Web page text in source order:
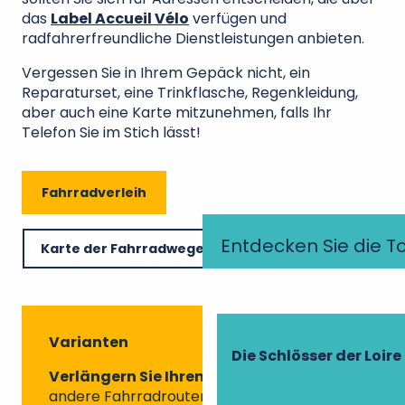
Entdecken Sie die
Die Schlösser der Loire
das Label Accueil Vélo verfügen und
radfahrerfreundliche Dienstleistungen anbieten.
Vergessen Sie in Ihrem Gepäck nicht, ein
Reparaturset, eine Trinkflasche, Regenkleidung,
aber auch eine Karte mitzunehmen, falls Ihr
Telefon Sie im Stich lässt!
Fahrradverleih
Karte der Fahrradwege in der Touraine
Varianten
Verlängern Sie Ihren Ausflug
andere Fahrradrouten nutzen, die den Weg